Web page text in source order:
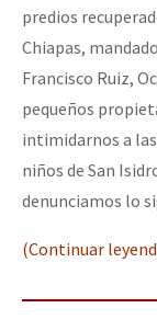
predios
Chiapas,
Francisco Ruiz,
pequeños
intimidarnos a
niños de San
denunciamos lo
(Continuar